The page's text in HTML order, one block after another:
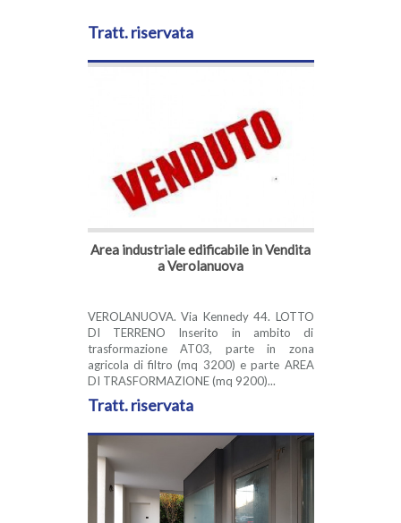
Tratt. riservata
Area industriale edificabile in Vendita
a Verolanuova
VEROLANUOVA. Via Kennedy 44. LOTTO
DI TERRENO Inserito in ambito di
trasformazione AT03, parte in zona
agricola di filtro (mq 3200) e parte AREA
DI TRASFORMAZIONE (mq 9200)...
Tratt. riservata